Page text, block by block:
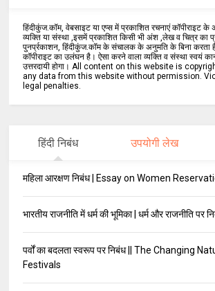
हिंदीकुंज.कॉम, वेबसाइट या एप्स में प्रकाशित रचनाएं कॉपीराइट
व्यक्ति या संस्था ,इसमें प्रकाशित किसी भी अंश ,लेख व चित्र का
पुनर्प्रकाशन, हिंदीकुंज.कॉम के संचालक के अनुमति के बिना करता
कॉपीराइट का उलंघन है। ऐसा करने वाला व्यक्ति व संस्था स्वयं
उत्तरदायी होगा। All content on this website is
any data from this website without permission.
legal penalties.
हिंदी निबंध उपयोगी लेख
महिला आरक्षण निबंध | Essay on Women
भारतीय राजनीति में धर्म की भूमिका | धर्म और राजनीति पर
पर्वों का बदलता स्वरूप पर निबंध || The Changing
Festivals